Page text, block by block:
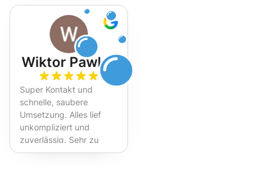
Wiktor Pawlak
Super Kontakt und
schnelle, saubere
Umsetzung. Alles lief
unkompliziert und
zuverlässig. Sehr zu
empfehlen!